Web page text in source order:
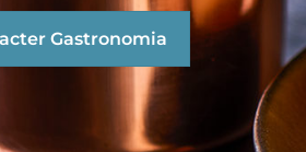
Gastronomia